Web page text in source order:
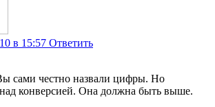
в 15:57 Ответить
сами честно назвали цифры. Но
над конверсией. Она должна быть выше.